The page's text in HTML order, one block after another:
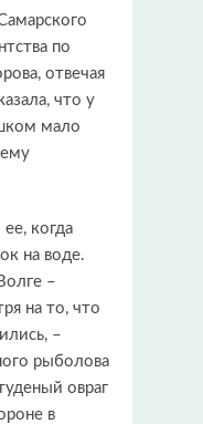
по
отвечая
что у
мало
когда
на воде.
–
на то, что
–
рыболова
овраг
в